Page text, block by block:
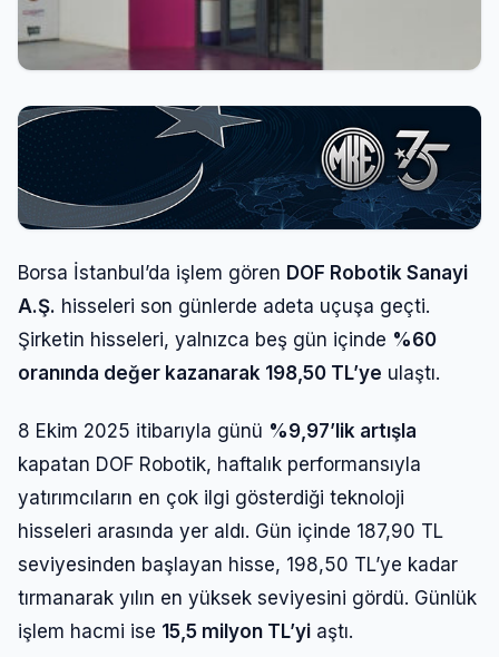
Borsa İstanbul’da işlem gören DOF Robotik Sanayi
A.Ş. hisseleri son günlerde adeta uçuşa geçti.
Şirketin hisseleri, yalnızca beş gün içinde %60
oranında değer kazanarak 198,50 TL’ye ulaştı.
8 Ekim 2025 itibarıyla günü %9,97’lik artışla
kapatan DOF Robotik, haftalık performansıyla
yatırımcıların en çok ilgi gösterdiği teknoloji
hisseleri arasında yer aldı. Gün içinde 187,90 TL
seviyesinden başlayan hisse, 198,50 TL’ye kadar
tırmanarak yılın en yüksek seviyesini gördü. Günlük
işlem hacmi ise 15,5 milyon TL’yi aştı.